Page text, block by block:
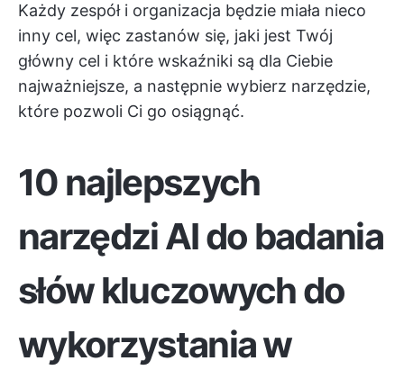
Każdy zespół i organizacja będzie miała nieco
inny cel, więc zastanów się, jaki jest Twój
główny cel i które wskaźniki są dla Ciebie
najważniejsze, a następnie wybierz narzędzie,
które pozwoli Ci go osiągnąć.
10 najlepszych
narzędzi AI do badania
słów kluczowych do
wykorzystania w